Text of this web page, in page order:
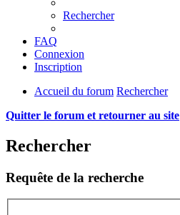
Rechercher
FAQ
Connexion
Inscription
Accueil du forum Rechercher
Quitter le forum et retourner au site
Rechercher
Requête de la recherche